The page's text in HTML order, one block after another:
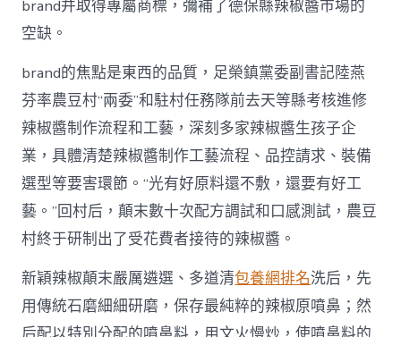
brand并取得專屬商標，彌補了德保縣辣椒醬市場的
空缺。
brand的焦點是東西的品質，足榮鎮黨委副書記陸燕
芬率農豆村“兩委”和駐村任務隊前去天等縣考核進修
辣椒醬制作流程和工藝，深刻多家辣椒醬生孩子企
業，具體清楚辣椒醬制作工藝流程、品控請求、裝備
選型等要害環節。“光有好原料還不敷，還要有好工
藝。”回村后，顛末數十次配方調試和口感測試，農豆
村終于研制出了受花費者接待的辣椒醬。
新穎辣椒顛末嚴厲遴選、多道清包養網排名洗后，先
用傳統石磨細細研磨，保存最純粹的辣椒原噴鼻；然